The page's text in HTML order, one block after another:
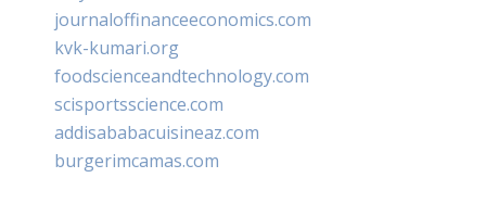
journaloffinanceeconomics.com
kvk-kumari.org
foodscienceandtechnology.com
scisportsscience.com
addisababacuisineaz.com
burgerimcamas.com